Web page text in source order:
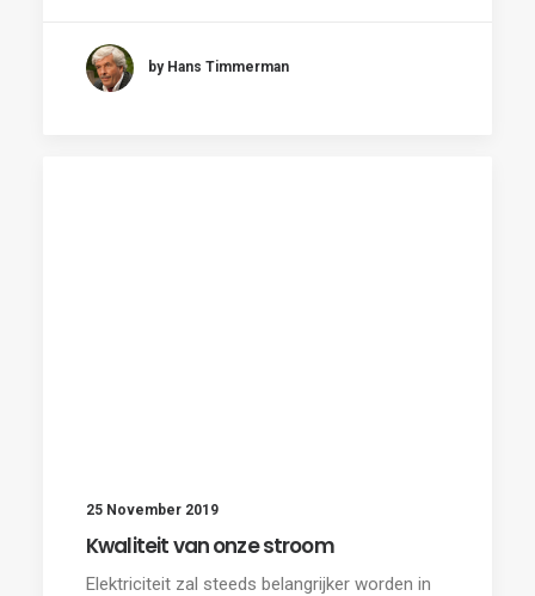
by Hans Timmerman
25 November 2019
Kwaliteit van onze stroom
Elektriciteit zal steeds belangrijker worden in